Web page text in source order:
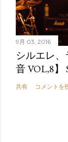
9月 03, 2016
シルエレ
音 VOL,8】
共有 コメントを